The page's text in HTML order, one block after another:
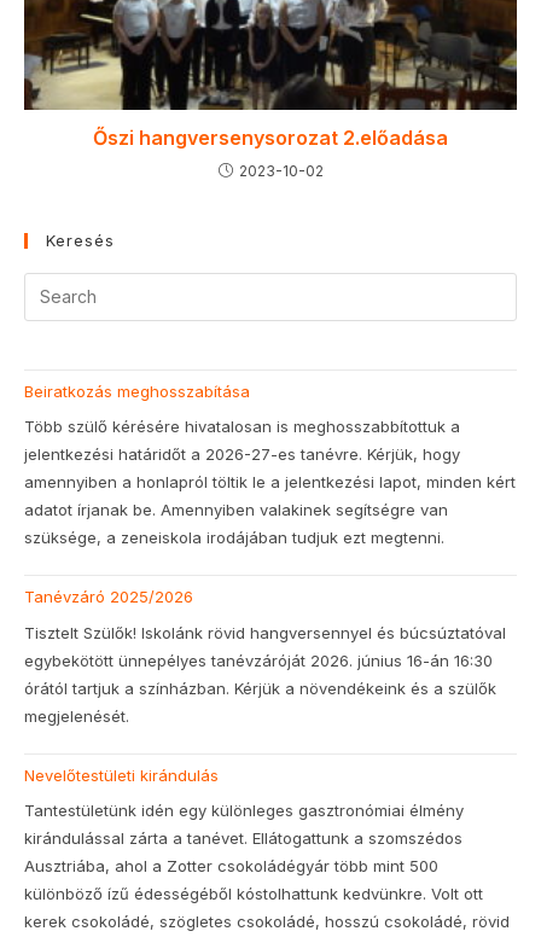
Őszi hangversenysorozat 2.előadása
2023-10-02
Keresés
Beiratkozás meghosszabítása
Több szülő kérésére hivatalosan is meghosszabbítottuk a
jelentkezési határidőt a 2026-27-es tanévre. Kérjük, hogy
amennyiben a honlapról töltik le a jelentkezési lapot, minden kért
adatot írjanak be. Amennyiben valakinek segítségre van
szüksége, a zeneiskola irodájában tudjuk ezt megtenni.
Tanévzáró 2025/2026
Tisztelt Szülők! Iskolánk rövid hangversennyel és búcsúztatóval
egybekötött ünnepélyes tanévzáróját 2026. június 16-án 16:30
órától tartjuk a színházban. Kérjük a növendékeink és a szülők
megjelenését.
Nevelőtestületi kirándulás
Tantestületünk idén egy különleges gasztronómiai élmény
kirándulással zárta a tanévet. Ellátogattunk a szomszédos
Ausztriába, ahol a Zotter csokoládégyár több mint 500
különböző ízű édességéből kóstolhattunk kedvünkre. Volt ott
kerek csokoládé, szögletes csokoládé, hosszú csokoládé, rövid